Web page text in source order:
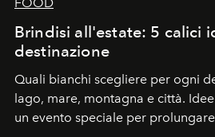
Brindisi all'estate: 5 calici
destinazione
Quali bianchi scegliere per ogni
lago, mare, montagna e città.
un evento speciale per